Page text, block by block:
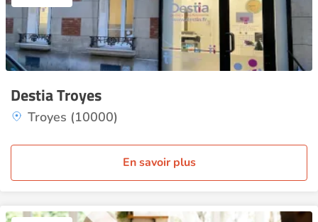
Destia Troyes
Troyes (10000)
En savoir plus